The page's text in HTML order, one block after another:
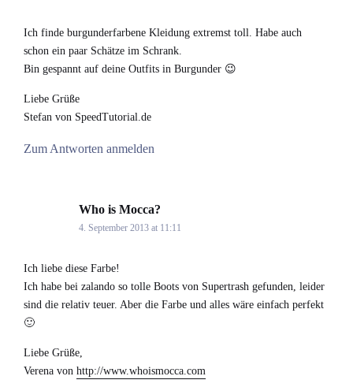
Ich finde burgunderfarbene Kleidung extremst toll. Habe auch
schon ein paar Schätze im Schrank.
Bin gespannt auf deine Outfits in Burgunder 😉
Liebe Grüße
Stefan von SpeedTutorial.de
Zum Antworten anmelden
Who is Mocca?
4. September 2013 at 11:11
Ich liebe diese Farbe!
Ich habe bei zalando so tolle Boots von Supertrash gefunden, leider
sind die relativ teuer. Aber die Farbe und alles wäre einfach perfekt
🙂
Liebe Grüße,
Verena von http://www.whoismocca.com